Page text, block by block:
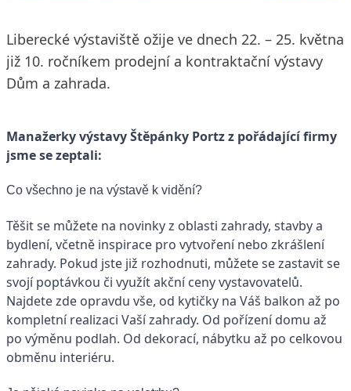
Liberecké výstaviště ožije ve dnech 22. – 25. května
již 10. ročníkem prodejní a kontraktační výstavy
Dům a zahrada.
Manažerky výstavy Štěpánky Portz z pořádající firmy
jsme se zeptali:
Co všechno je na výstavě k vidění?
Těšit se můžete na novinky z oblasti zahrady, stavby a
bydlení, včetně inspirace pro vytvoření nebo zkrášlení
zahrady. Pokud jste již rozhodnuti, můžete se zastavit se
svojí poptávkou či využít akční ceny vystavovatelů.
Najdete zde opravdu vše, od kytičky na Váš balkon až po
kompletní realizaci Vaší zahrady. Od pořízení domu až
po výměnu podlah. Od dekorací, nábytku až po celkovou
obměnu interiéru.